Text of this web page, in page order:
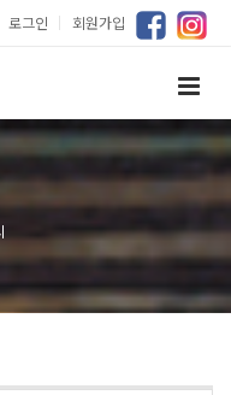
로그인 ｜ 회원가입